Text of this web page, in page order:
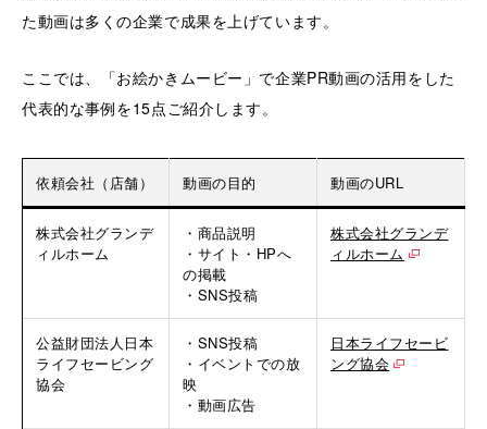
た動画は多くの企業で成果を上げています。
ここでは、「お絵かきムービー」で企業PR動画の活用をした
代表的な事例を15点ご紹介します。
依頼会社（店舗） 動画の目的 動画のURL
株式会社グランデ
ィルホーム
・商品説明
・サイト・HPへ
の掲載
・SNS投稿
株式会社グランデ
ィルホーム
公益財団法人日本
ライフセービング
協会
・SNS投稿
・イベントでの放
映
・動画広告
日本ライフセービ
ング協会